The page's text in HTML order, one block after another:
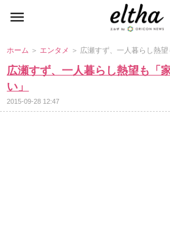
ホーム ＞ エンタメ ＞ 広瀬すず、一人暮らし熱
広瀬すず、一人暮らし熱望も「
い」
2015-09-28 12:47